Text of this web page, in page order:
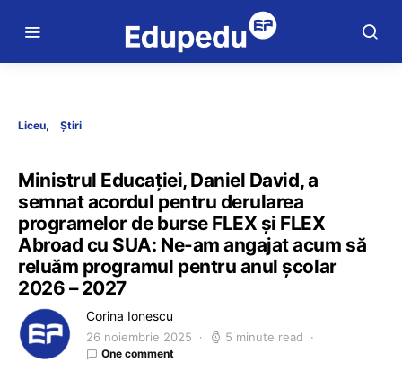
Liceu Știri
Ministrul Educației, Daniel David, a
semnat acordul pentru derularea
programelor de burse FLEX și FLEX
Abroad cu SUA: Ne-am angajat acum să
reluăm programul pentru anul școlar
2026 – 2027
Corina Ionescu
26 noiembrie 2025 5 minute read
One comment